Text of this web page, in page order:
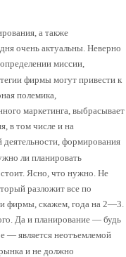
а также
очень актуальны. Неверно
миссии,
фирмы могут привести к
полемика,
маркетинга, выбрасывает
в том числе и на
формирования
ли планировать
Ясно, что нужно. Не
разложит все по
фирмы, скажем, года на 2—3.
Да и планирование — будь
— является неотъемлемой
и не должно